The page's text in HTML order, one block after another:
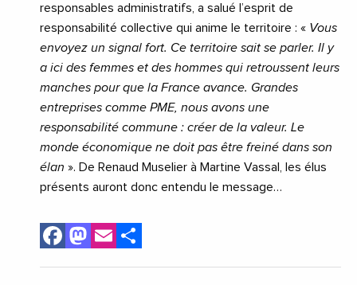
responsables administratifs, a salué l’esprit de
responsabilité collective qui anime le territoire : « Vous
envoyez un signal fort. Ce territoire sait se parler. Il y
a ici des femmes et des hommes qui retroussent leurs
manches pour que la France avance. Grandes
entreprises comme PME, nous avons une
responsabilité commune : créer de la valeur. Le
monde économique ne doit pas être freiné dans son
élan ». De Renaud Muselier à Martine Vassal, les élus
présents auront donc entendu le message…
Facebook
Mastodon
Email